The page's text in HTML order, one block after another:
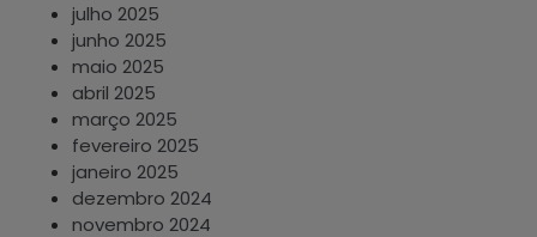
julho 2025
junho 2025
maio 2025
abril 2025
março 2025
fevereiro 2025
janeiro 2025
dezembro 2024
novembro 2024